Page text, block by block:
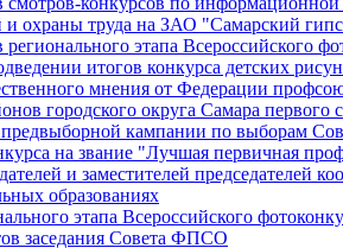
и охраны труда на ЗАО "Самарский
регионального этапа
итогов конкурса детских
мнения от Федерации
городского округа Самара первого
кампании по выборам
на звание "Лучшая первичная
и заместителей председателей
образованиях
этапа Всероссийского
заседания Совета ФПСО